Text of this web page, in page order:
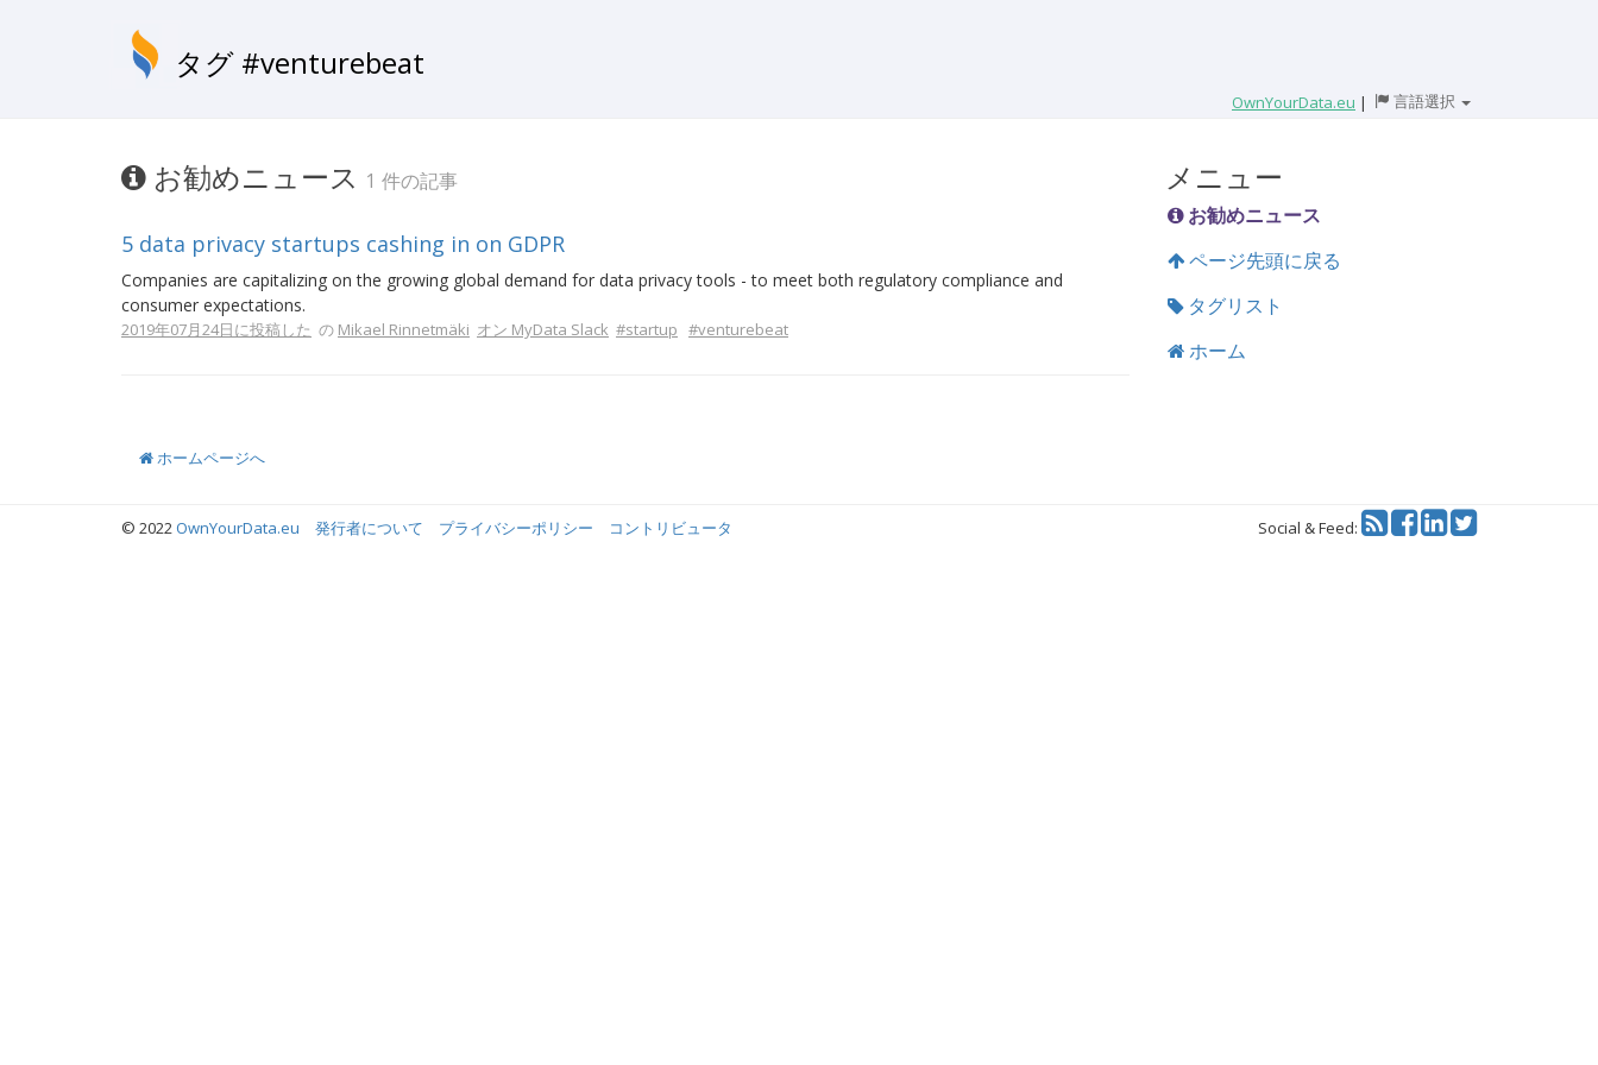
タグ #venturebeat
OwnYourData.eu | 言語選択
お勧めニュース 1 件の記事
5 data privacy startups cashing in on GDPR
Companies are capitalizing on the growing global demand for data privacy tools - to meet both regulatory compliance and
consumer expectations.
2019年07月24日に投稿した の Mikael Rinnetmäki オン MyData Slack #startup #venturebeat
メニュー
お勧めニュース
ページ先頭に戻る
タグリスト
ホーム
ホームページへ
© 2022OwnYourData.eu 発行者について プライバシーポリシー コントリビュータ Social & Feed: Twitter